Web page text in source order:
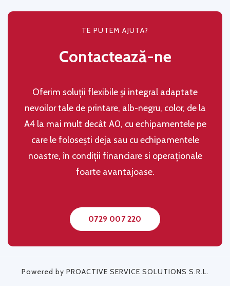
TE PUTEM AJUTA?
Contactează-ne
Oferim soluţii flexibile şi integral adaptate
nevoilor tale de printare, alb-negru, color, de la
A4 la mai mult decât A0, cu echipamentele pe
care le folosești deja sau cu echipamentele
noastre, în condiţii financiare si operaţionale
foarte avantajoase.
0729 007 220
Powered by PROACTIVE SERVICE SOLUTIONS S.R.L.